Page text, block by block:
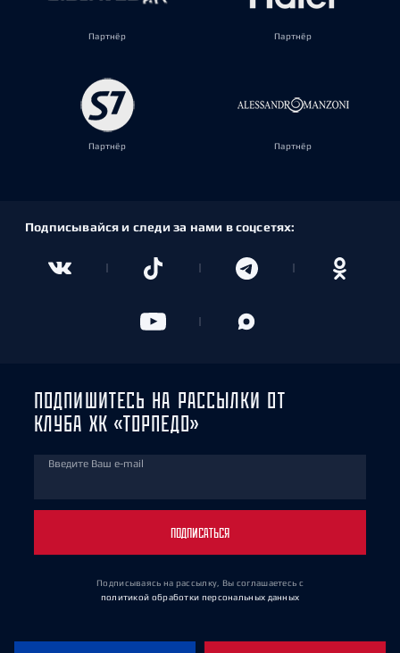
Партнёр Партнёр
Партнёр Партнёр
Подписывайся и следи за нами в соцсетях:
ПОДПИШИТЕСЬ НА РАССЫЛКИ ОТ
КЛУБА ХК «ТОРПЕДО»
Введите Ваш e-mail
ПОДПИСАТЬСЯ
Подписываясь на рассылку, Вы соглашаетесь с
политикой обработки персональных данных